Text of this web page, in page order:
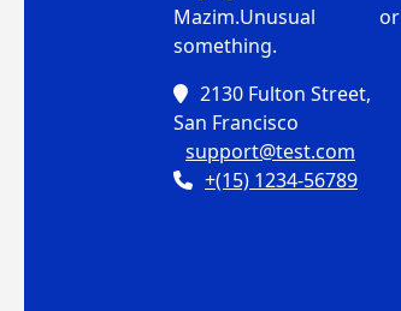
Mazim.Unusual or
something.
2130 Fulton Street,
San Francisco
support@test.com
+(15) 1234-56789